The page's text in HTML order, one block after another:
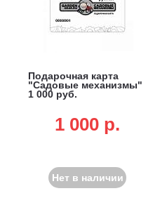
Подарочная карта
"Садовые механизмы"
1 000 руб.
1 000 p.
Нет в наличии